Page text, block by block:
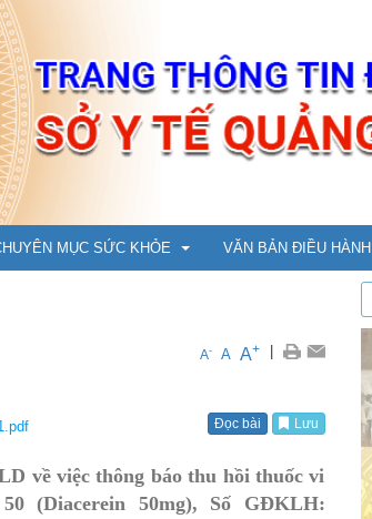
MỤC SỨC KHỎE
dẫn tiêm cho trẻ từ 5 - dưới 12 tuổi
cùng bác sỹ
VĂN BẢN ĐIỀU HÀNH
A- A A+ |
Đọc bài Lưu
về việc thông báo thu hồi thuốc vi
(Diacerein 50mg), Số GĐKLH: